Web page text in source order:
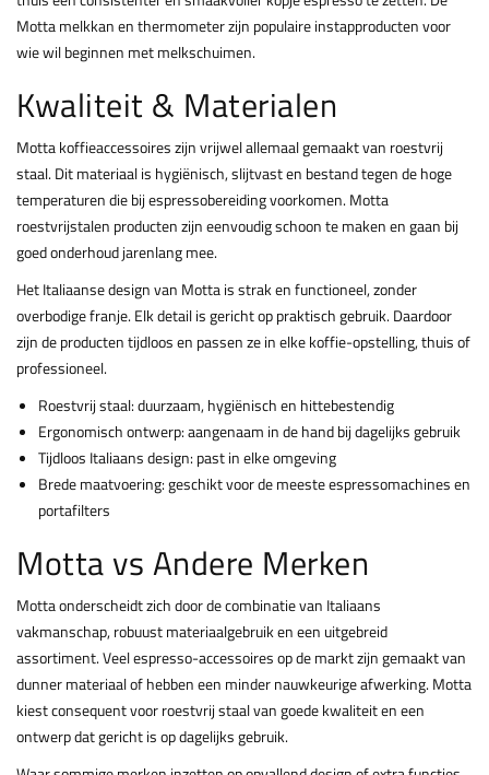
Motta melkkan en thermometer zijn populaire instapproducten voor
wie wil beginnen met melkschuimen.
Kwaliteit & Materialen
Motta koffieaccessoires zijn vrijwel allemaal gemaakt van roestvrij
staal. Dit materiaal is hygiënisch, slijtvast en bestand tegen de hoge
temperaturen die bij espressobereiding voorkomen. Motta
roestvrijstalen producten zijn eenvoudig schoon te maken en gaan bij
goed onderhoud jarenlang mee.
Het Italiaanse design van Motta is strak en functioneel, zonder
overbodige franje. Elk detail is gericht op praktisch gebruik. Daardoor
zijn de producten tijdloos en passen ze in elke koffie-opstelling, thuis of
professioneel.
Roestvrij staal: duurzaam, hygiënisch en hittebestendig
Ergonomisch ontwerp: aangenaam in de hand bij dagelijks gebruik
Tijdloos Italiaans design: past in elke omgeving
Brede maatvoering: geschikt voor de meeste espressomachines en
portafilters
Motta vs Andere Merken
Motta onderscheidt zich door de combinatie van Italiaans
vakmanschap, robuust materiaalgebruik en een uitgebreid
assortiment. Veel espresso-accessoires op de markt zijn gemaakt van
dunner materiaal of hebben een minder nauwkeurige afwerking. Motta
kiest consequent voor roestvrij staal van goede kwaliteit en een
ontwerp dat gericht is op dagelijks gebruik.